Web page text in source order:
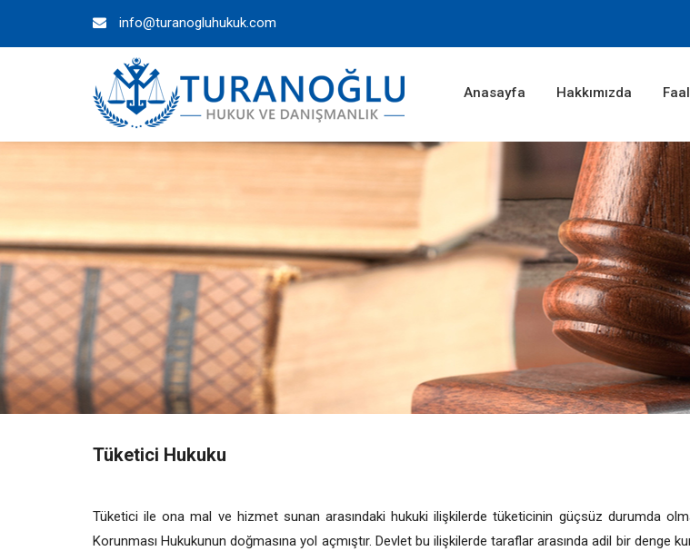
info@turanogluhukuk.com
Anasayfa Hakkımızda
Tüketici Hukuku
Tüketici ile ona mal ve hizmet sunan arasındaki hukuki ilişkilerde tüketicinin güçsüz durumda
Korunması Hukukunun doğmasına yol açmıştır. Devlet bu ilişkilerde taraflar arasında adil bir denge